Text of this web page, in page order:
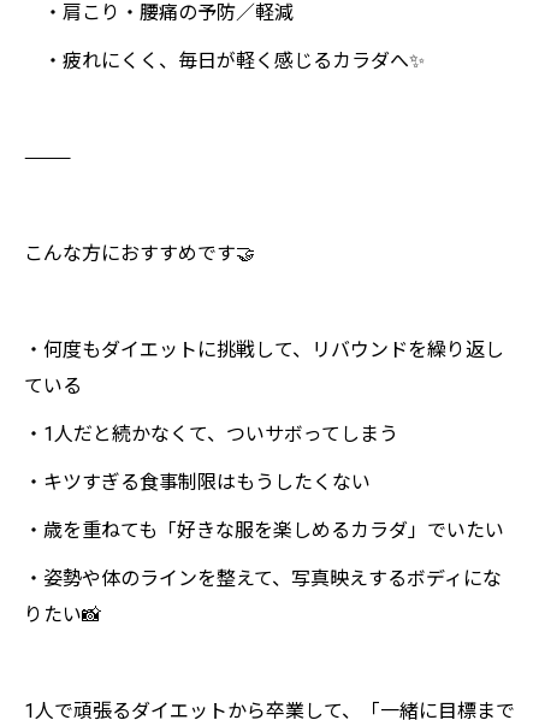
・肩こり・腰痛の予防／軽減
・疲れにくく、毎日が軽く感じるカラダへ✨
⸻
こんな方におすすめです🤝
・何度もダイエットに挑戦して、リバウンドを繰り返し
ている
・1人だと続かなくて、ついサボってしまう
・キツすぎる食事制限はもうしたくない
・歳を重ねても「好きな服を楽しめるカラダ」でいたい
・姿勢や体のラインを整えて、写真映えするボディにな
りたい📸
1人で頑張るダイエットから卒業して、「一緒に目標まで